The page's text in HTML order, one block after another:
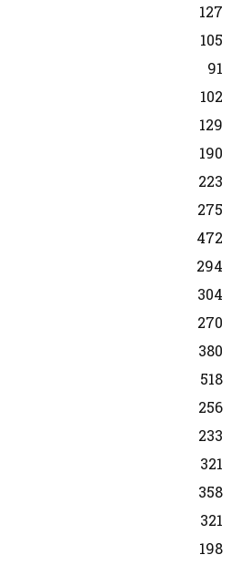
127
105
91
102
129
190
223
275
472
294
304
270
380
518
256
233
321
358
321
198